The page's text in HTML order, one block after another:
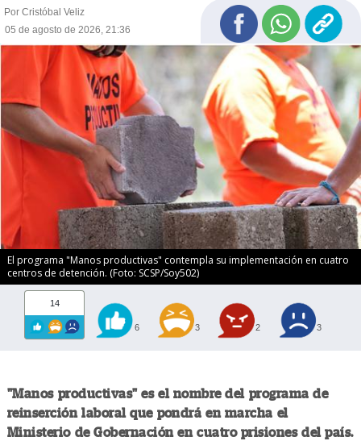
Por Cristóbal Veliz
05 de agosto de 2026, 21:36
El programa "Manos productivas" contempla su implementación en cuatro
centros de detención. (Foto: SCSP/Soy502)
14
6 3 2 3
"Manos productivas" es el nombre del programa de
reinserción laboral que pondrá en marcha el
Ministerio de Gobernación en cuatro prisiones del país.